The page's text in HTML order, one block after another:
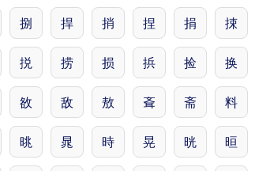
捌 捍 捎 捏 捐 捒
捝 捞 损 捠 捡 换
敋 敌 敖 斊 斋 料
晀 晁 時 晃 晄 晅